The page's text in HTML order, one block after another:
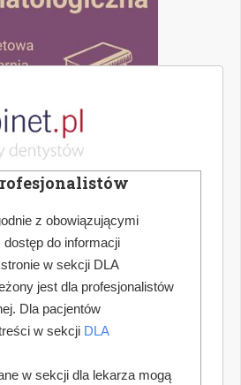
z obowiązującymi
do informacji
w sekcji DLA
jest dla profesjonalistów
Dla pacjentów
w sekcji DLA
w sekcji dla lekarza mogą